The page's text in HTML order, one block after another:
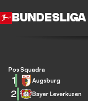
BUNDESLIGA
Pos Squadra
1 Augsburg
2 Bayer Leverkusen